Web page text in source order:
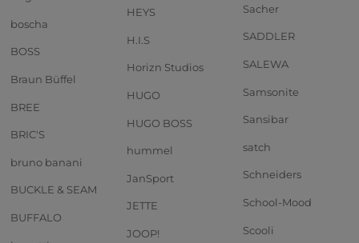
boscha
BOSS
Braun Büffel
BREE
BRIC'S
bruno banani
BUCKLE & SEAM
BUFFALO
HEYS
H.I.S
Horizn Studios
HUGO
HUGO BOSS
hummel
JanSport
JETTE
JOOP!
Sacher
SADDLER
SALEWA
Samsonite
Sansibar
satch
Schneiders
School-Mood
Scooli